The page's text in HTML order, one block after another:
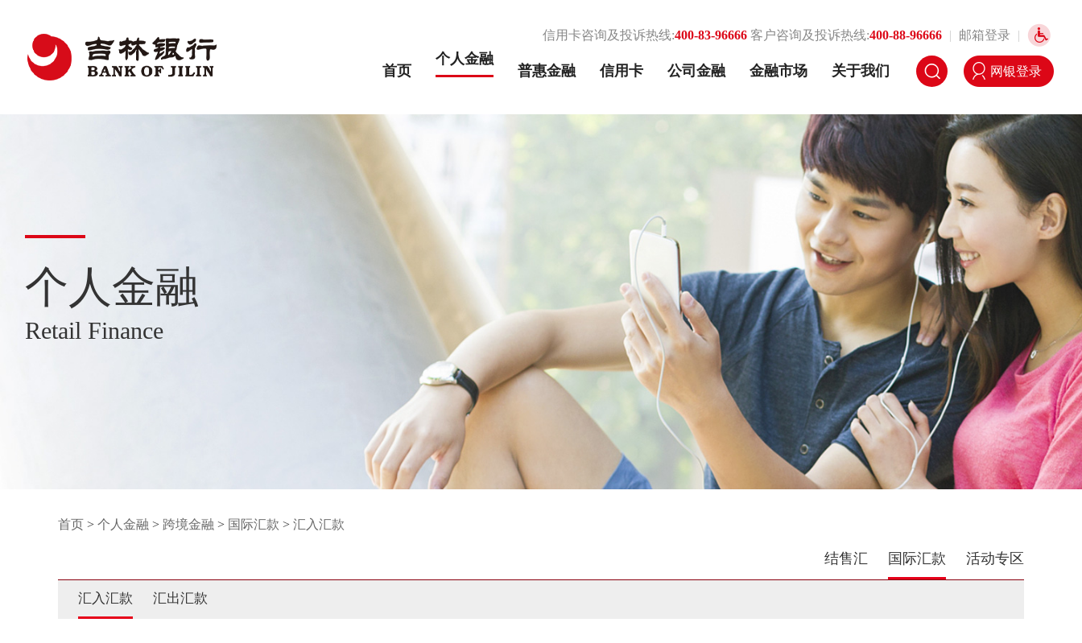
信用卡咨询及投诉热线:400-83-96666 客户咨询及投诉热线:400-88-96666 | 邮箱登录 |
首页
个人金融
普惠金融 信用卡 公司金融 金融市场 关于我们 网银登录
个人金融
Retail Finance
首页 > 个人金融 > 跨境金融 > 国际汇款 > 汇入汇款
结售汇 国际汇款 活动专区
汇入汇款 汇出汇款